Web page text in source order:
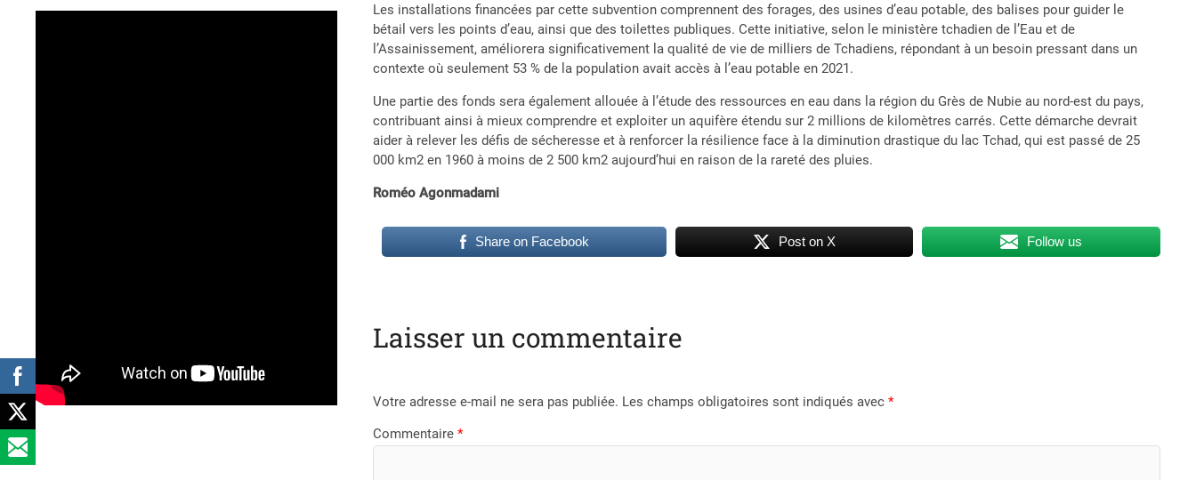
Les installations financées par cette subvention comprennent des forages, des usines d’eau potable, des balises pour guider le
bétail vers les points d’eau, ainsi que des toilettes publiques. Cette initiative, selon le ministère tchadien de l’Eau et de
l’Assainissement, améliorera significativement la qualité de vie de milliers de Tchadiens, répondant à un besoin pressant dans un
contexte où seulement 53 % de la population avait accès à l’eau potable en 2021.
Une partie des fonds sera également allouée à l’étude des ressources en eau dans la région du Grès de Nubie au nord-est du pays,
contribuant ainsi à mieux comprendre et exploiter un aquifère étendu sur 2 millions de kilomètres carrés. Cette démarche devrait
aider à relever les défis de sécheresse et à renforcer la résilience face à la diminution drastique du lac Tchad, qui est passé de 25
000 km2 en 1960 à moins de 2 500 km2 aujourd’hui en raison de la rareté des pluies.
Roméo Agonmadami
Share on Facebook Post on X Follow us
Laisser un commentaire
Votre adresse e-mail ne sera pas publiée. Les champs obligatoires sont indiqués avec*
Commentaire*